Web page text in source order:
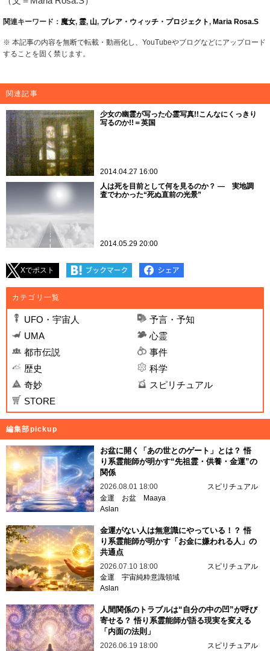
関連キーワード： 魔女, 霊, 山, ブレア・ウィッチ・プロジェクト, Maria Rosa.S
※ 本記事の内容を無断で転載・動画化し、YouTubeやブログなどにアップロード
することを固く禁じます。
関連記事
少女の幽霊が写った心霊写真!!こんなにくっきり
写るのか!!＝英国
2014.04.27 16:00
人は死を目前として何を見るのか？ ― 実地調
査でわかった“死ぬ直前の光景”
2014.05.29 20:00
Xでポスト
カテゴリ一覧
UFO・宇宙人
予言・予知
UMA
心霊
都市伝説
事件
歴史
科学
奇妙
スピリチュアル
STORE
編集部pickup
お盆に開く「あの世とのゲート」とは？ 悟
り系霊能師が明かす“先祖霊・供養・金運”の
関係
2026.08.01 18:00
スピリチュアル
金運
お盆
Maaya
Aslan
金運がない人は無意識にやっている！？ 悟
り系霊能師が明かす「お金に嫌われる人」の
共通点
2026.07.10 18:00
スピリチュアル
金運 宇宙純粋意識領域
Aslan
人間関係のトラブルは“自分の中の凹”が呼び
寄せる？ 悟り系霊能師が語る現実を変える
「内面の法則」
2026.06.19 18:00
スピリチュアル